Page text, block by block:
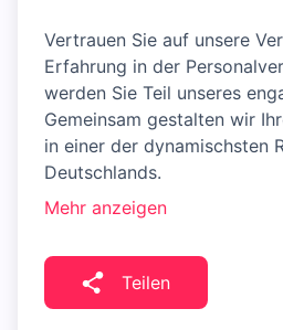
Vertrauen Sie auf unsere
Erfahrung in der
werden Sie Teil unseres
Gemeinsam gestalten wir
in einer der dynamischsten
Deutschlands.
Mehr anzeigen
Teilen